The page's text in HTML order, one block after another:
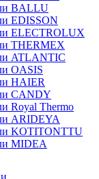
BALLU
EDISSON
ELECTROLUX
THERMEX
ATLANTIC
OASIS
HAIER
CANDY
Royal Thermo
ARIDEYA
KOTITONTTU
MIDEA